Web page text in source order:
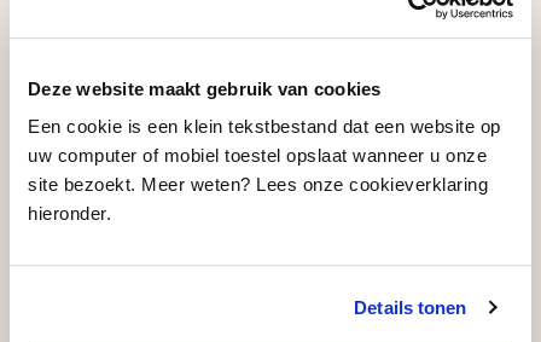
Deze website maakt gebruik van cookies
Een cookie is een klein tekstbestand dat een website op
uw computer of mobiel toestel opslaat wanneer u onze
site bezoekt. Meer weten? Lees onze cookieverklaring
hieronder.
Details tonen
We zijn ondertussen een aantal jaar verder.
“Tijdens de pandemie lag alles stil, dus ik startte
een interviewserie met mijn goede vriend en pianist
Josh Nelson. We noemen het deWest Coast Jazz
Hour. Het begon als een informele luistersessie op
Facebook, maar we begonnen daarna al vrij snel
legendarische muzikanten te interviewen over hun